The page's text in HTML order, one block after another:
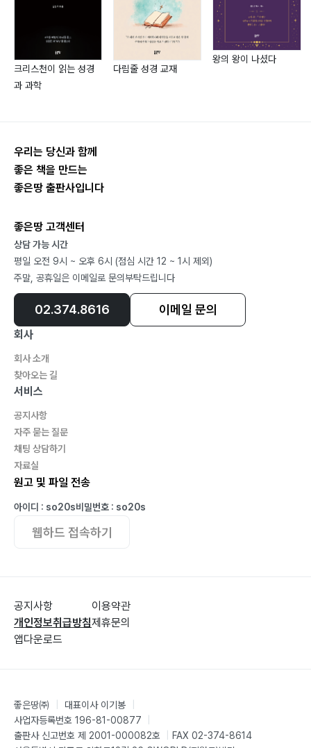
그리스도의 은혜에 무한(無限) 감사드릴 뿐이다.
크리스천이 읽는 성경
과 과학
다림줄 성경 교재
왕의 왕이 나셨다
우리는 당신과 함께
좋은 책을 만드는
좋은땅 출판사입니다
좋은땅 고객센터
상담 가능 시간
평일 오전 9시 ~ 오후 6시 (점심 시간 12 ~ 1시 제외)
주말, 공휴일은 이메일로 문의부탁드립니다
02.374.8616 이메일 문의
회사
회사 소개
찾아오는 길
서비스
공지사항
자주 묻는 질문
채팅 상담하기
자료실
원고 및 파일 전송
아이디 : so20s비밀번호 : so20s
웹하드 접속하기
공지사항
개인정보취급방침
앱다운로드
이용약관
제휴문의
좋은땅㈜ 대표이사 이기봉
사업자등록번호 196-81-00877
출판사 신고번호 제 2001-000082호
FAX 02-374-8614